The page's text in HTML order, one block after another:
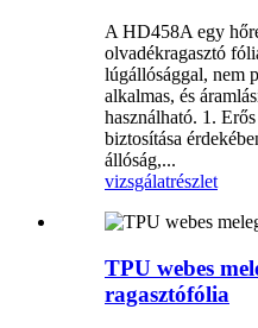
A HD458A egy
olvadékragasztó
lúgállósággal, nem
alkalmas, és
használható. 1.
biztosítása
állóság,...
vizsgálatrészlet
TPU webes
ragasztófólia